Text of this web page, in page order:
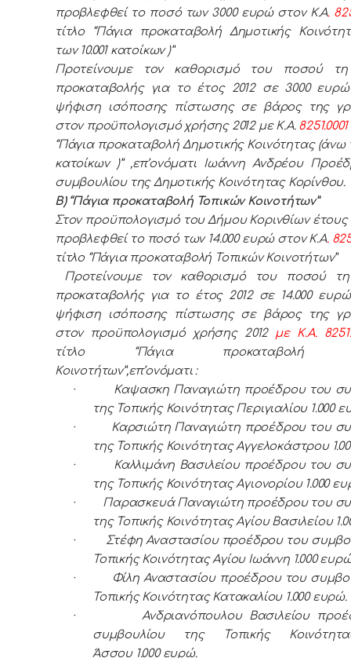
προβλεφθεί το ποσό των 3000 ευρώ στον Κ.Α.
τίτλο “Πάγια προκαταβολή Δημοτικής
των 10.001 κατοίκων )”
Προτείνουμε τον καθορισμό του ποσού τη
προκαταβολής για το έτος 2012 σε 3000
ψήφιση ισόποσης πίστωσης σε βάρος της
στον προϋπολογισμό χρήσης 2012 με Κ.Α. 8251.0001
“Πάγια προκαταβολή Δημοτικής Κοινότητας (άνω
κατοίκων )” ,επ’ονόματι Ιωάννη Ανδρέου
συμβουλίου της Δημοτικής Κοινότητας Κορίνθου.
Β) “Πάγια προκαταβολή Τοπικών Κοινοτήτων”
Στον προϋπολογισμό του Δήμου Κορινθίων έτους
προβλεφθεί το ποσό των 14.000 ευρώ στον Κ.Α.
τίτλο “Πάγια προκαταβολή Τοπικών Κοινοτήτων”
Προτείνουμε τον καθορισμό του ποσού
προκαταβολής για το έτος 2012 σε 14.000
ψήφιση ισόποσης πίστωσης σε βάρος της
στον προϋπολογισμό χρήσης 2012 με Κ.Α.
τίτλο “Πάγια προκαταβολή
Κοινοτήτων”,επ’ονόματι :
·
Καψασκη Παναγιώτη προέδρου του
της Τοπικής Κοινότητας Περιγιαλίου 1.000
·
Καρσιώτη Παναγιώτη προέδρου του
της Τοπικής Κοινότητας Αγγελοκάστρου
·
Καλλιμάνη Βασιλείου προέδρου του
της Τοπικής Κοινότητας Αγιονορίου 1.000
·
Παρασκευά Παναγιώτη προέδρου του
της Τοπικής Κοινότητας Αγίου Βασιλείου
·
Στέφη Αναστασίου προέδρου του
Τοπικής Κοινότητας Αγίου Ιωάννη 1.000
·
Φίλη Αναστασίου προέδρου του
Τοπικής Κοινότητας Κατακαλίου 1.000 ευρώ.
·
Ανδριανόπουλου Βασιλείου
συμβουλίου της Τοπικής
Άσσου 1.000 ευρώ.